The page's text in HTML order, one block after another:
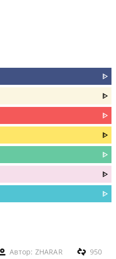
ᐈ
ᐈ
ᐈ
ᐈ
ᐈ
ᐈ
ᐈ
Автор: ZHARAR 950